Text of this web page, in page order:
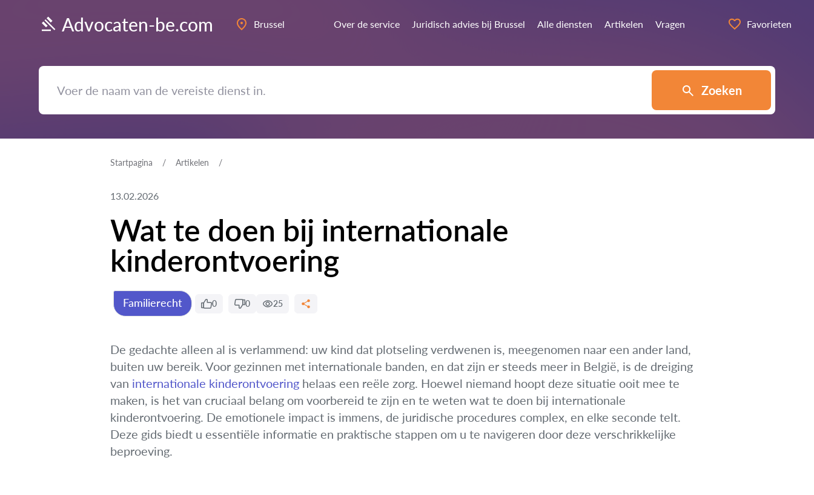
Advocaten-be.com Brussel Over de service Juridisch advies bij Brussel Alle diensten Artikelen Vragen Favorieten
Zoeken
Startpagina Artikelen
13.02.2026
Wat te doen bij internationale
kinderontvoering
Familierecht 0 0 25
De gedachte alleen al is verlammend: uw kind dat plotseling verdwenen is, meegenomen naar een ander land,
buiten uw bereik. Voor gezinnen met internationale banden, en dat zijn er steeds meer in België, is de dreiging
van internationale kinderontvoering helaas een reële zorg. Hoewel niemand hoopt deze situatie ooit mee te
maken, is het van cruciaal belang om voorbereid te zijn en te weten wat te doen bij internationale
kinderontvoering. De emotionele impact is immens, de juridische procedures complex, en elke seconde telt.
Deze gids biedt u essentiële informatie en praktische stappen om u te navigeren door deze verschrikkelijke
beproeving.